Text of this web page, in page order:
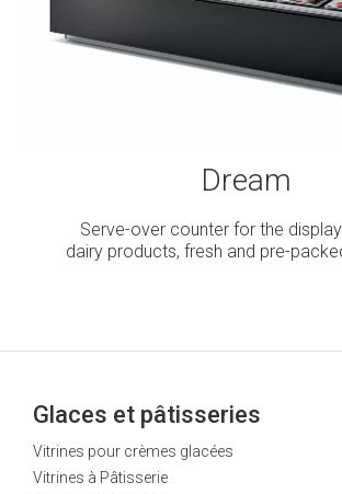
Dream
Serve-over counter for the
dairy products, fresh and pre-
Glaces et pâtisseries
Vitrines pour crèmes glacées
Vitrines à Pâtisserie